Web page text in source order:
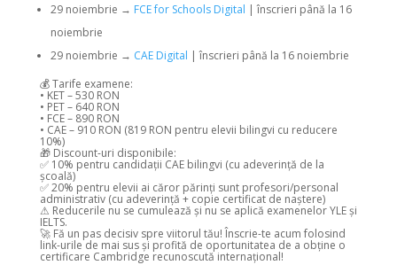
29 noiembrie → FCE for Schools Digital | înscrieri până la 16
noiembrie
29 noiembrie → CAE Digital | înscrieri până la 16 noiembrie
💰 Tarife examene:
• KET – 530 RON
• PET – 640 RON
• FCE – 890 RON
• CAE – 910 RON (819 RON pentru elevii bilingvi cu reducere
10%)
🎁 Discount-uri disponibile:
✅ 10% pentru candidații CAE bilingvi (cu adeverință de la
școală)
✅ 20% pentru elevii ai căror părinți sunt profesori/personal
administrativ (cu adeverință + copie certificat de naștere)
⚠ Reducerile nu se cumulează și nu se aplică examenelor YLE și
IELTS.
🚀 Fă un pas decisiv spre viitorul tău! Înscrie-te acum folosind
link-urile de mai sus și profită de oportunitatea de a obține o
certificare Cambridge recunoscută internațional!